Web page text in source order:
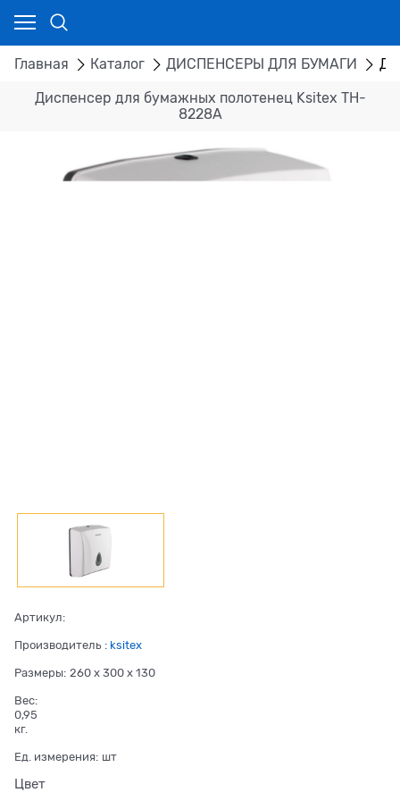
Главная Каталог ДИСПЕНСЕРЫ ДЛЯ БУМАГИ
Диспенсер для бумажных полотенец Ksitex TH-
8228A
Артикул:
Производитель : ksitex
Размеры: 260 x 300 x 130
Вес:
0,95
кг.
Ед. измерения: шт
Цвет